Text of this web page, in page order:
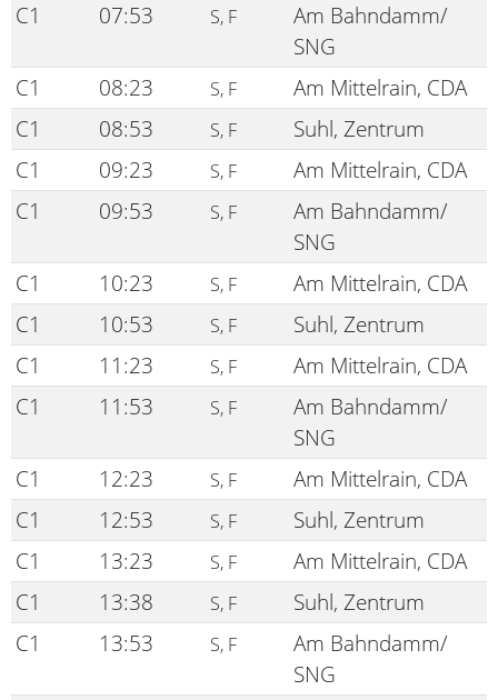
C1
07:53 S, F
Am Bahndamm/
SNG
C1
08:23 S, F
Am Mittelrain, CDA
C1
08:53 S, F
Suhl, Zentrum
C1
09:23 S, F
Am Mittelrain, CDA
C1
09:53 S, F
Am Bahndamm/
SNG
C1
10:23 S, F
Am Mittelrain, CDA
C1
10:53 S, F
Suhl, Zentrum
C1
11:23 S, F
Am Mittelrain, CDA
C1
11:53 S, F
Am Bahndamm/
SNG
C1
12:23 S, F
Am Mittelrain, CDA
C1
12:53 S, F
Suhl, Zentrum
C1
13:23 S, F
Am Mittelrain, CDA
C1
13:38 S, F
Suhl, Zentrum
C1
13:53 S, F
Am Bahndamm/
SNG